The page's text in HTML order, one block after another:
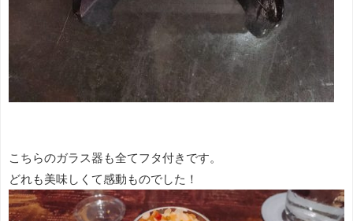
こちらのガラス器も全てフタ付きです。
どれも美味しくて感動ものでした！